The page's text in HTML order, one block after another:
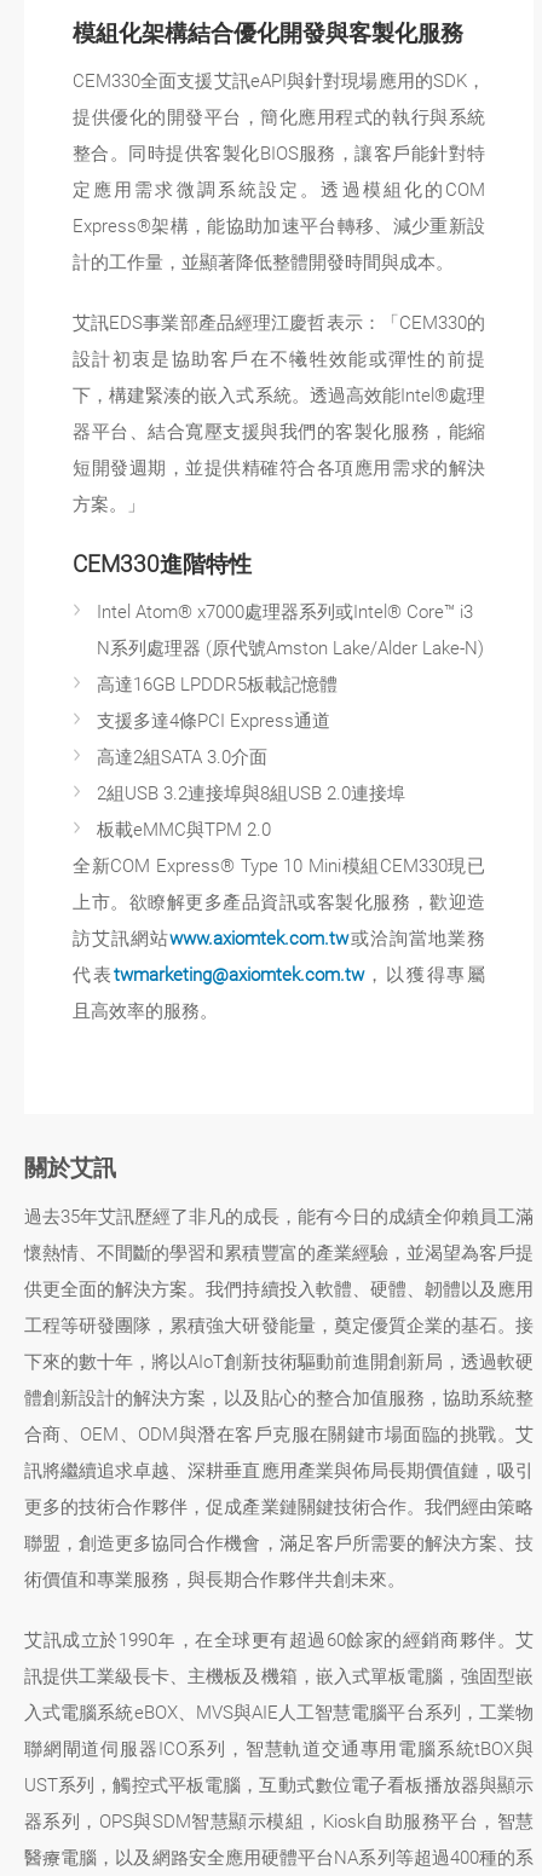
模組化架構結合優化開發與客製化服務
CEM330全面支援艾訊eAPI與針對現場應用的SDK，
提供優化的開發平台，簡化應用程式的執行與系統
整合。同時提供客製化BIOS服務，讓客戶能針對特
定應用需求微調系統設定。透過模組化的COM
Express®架構，能協助加速平台轉移、減少重新設
計的工作量，並顯著降低整體開發時間與成本。
艾訊EDS事業部產品經理江慶哲表示：「CEM330的
設計初衷是協助客戶在不犧牲效能或彈性的前提
下，構建緊湊的嵌入式系統。透過高效能Intel®處理
器平台、結合寬壓支援與我們的客製化服務，能縮
短開發週期，並提供精確符合各項應用需求的解決
方案。」
CEM330進階特性
Intel Atom® x7000處理器系列或Intel® Core™ i3
N系列處理器 (原代號Amston Lake/Alder Lake-N)
高達16GB LPDDR5板載記憶體
支援多達4條PCI Express通道
高達2組SATA 3.0介面
2組USB 3.2連接埠與8組USB 2.0連接埠
板載eMMC與TPM 2.0
全新COM Express® Type 10 Mini模組CEM330現已
上市。欲瞭解更多產品資訊或客製化服務，歡迎造
訪艾訊網站www.axiomtek.com.tw或洽詢當地業務
代表twmarketing@axiomtek.com.tw，以獲得專屬
且高效率的服務。
關於艾訊
過去35年艾訊歷經了非凡的成長，能有今日的成績全仰賴員工滿
懷熱情、不間斷的學習和累積豐富的產業經驗，並渴望為客戶提
供更全面的解決方案。我們持續投入軟體、硬體、韌體以及應用
工程等研發團隊，累積強大研發能量，奠定優質企業的基石。接
下來的數十年，將以AIoT創新技術驅動前進開創新局，透過軟硬
體創新設計的解決方案，以及貼心的整合加值服務，協助系統整
合商、OEM、ODM與潛在客戶克服在關鍵市場面臨的挑戰。艾
訊將繼續追求卓越、深耕垂直應用產業與佈局長期價值鏈，吸引
更多的技術合作夥伴，促成產業鏈關鍵技術合作。我們經由策略
聯盟，創造更多協同合作機會，滿足客戶所需要的解決方案、技
術價值和專業服務，與長期合作夥伴共創未來。
艾訊成立於1990年，在全球更有超過60餘家的經銷商夥伴。艾
訊提供工業級長卡、主機板及機箱，嵌入式單板電腦，強固型嵌
入式電腦系統eBOX、MVS與AIE人工智慧電腦平台系列，工業物
聯網閘道伺服器ICO系列，智慧軌道交通專用電腦系統tBOX與
UST系列，觸控式平板電腦，互動式數位電子看板播放器與顯示
器系列，OPS與SDM智慧顯示模組，Kiosk自助服務平台，智慧
醫療電腦，以及網路安全應用硬體平台NA系列等超過400種的系